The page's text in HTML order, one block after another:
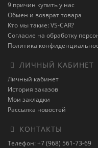
9 причин купить у нас
Обмен и возврат товара
Кто мы такие: VS-CAR?
Согласие на обработку
Политика
ЛИЧНЫЙ КАБИНЕТ
Личный кабинет
История заказов
Мои закладки
Рассылка новостей
КОНТАКТЫ
Телефон: +7 (968) 561-73-69